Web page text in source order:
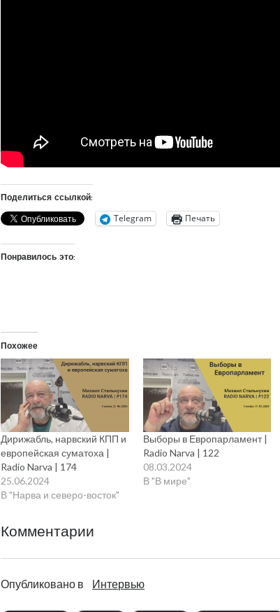
Поделиться ссылкой:
Telegram Печать
Понравилось это:
Похожее
Дирижабль, нарвский КПП и
европейская суматоха |
Radio Narva | 174
25.06.2024
В "Нарва и северо-восток"
Выборы в Европарламент |
Radio Narva | 122
08.03.2024
В "В мире"
Комментарии
Опубликовано в Интервью